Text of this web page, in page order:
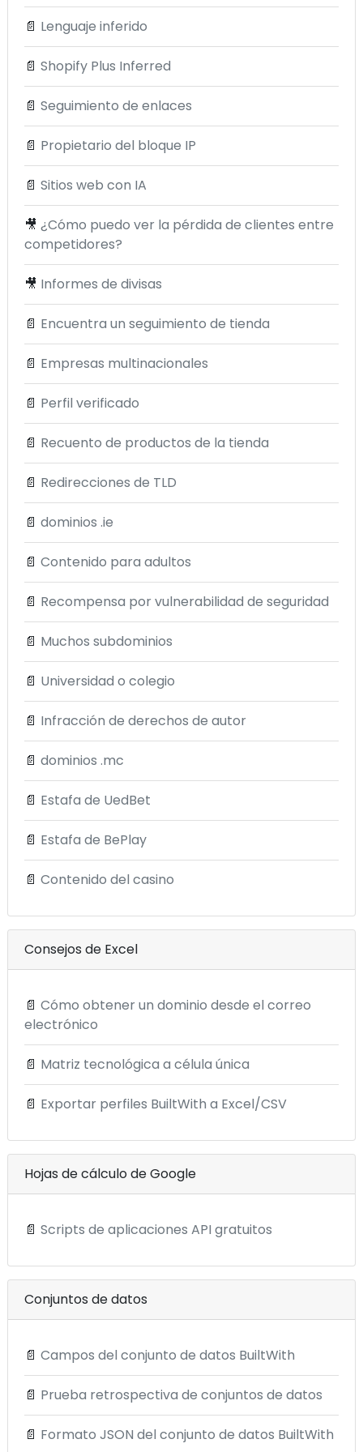
📄 Lenguaje inferido
📄 Shopify Plus Inferred
📄 Seguimiento de enlaces
📄 Propietario del bloque IP
📄 Sitios web con IA
🎥 ¿Cómo puedo ver la pérdida de clientes entre
competidores?
🎥 Informes de divisas
📄 Encuentra un seguimiento de tienda
📄 Empresas multinacionales
📄 Perfil verificado
📄 Recuento de productos de la tienda
📄 Redirecciones de TLD
📄 dominios .ie
📄 Contenido para adultos
📄 Recompensa por vulnerabilidad de seguridad
📄 Muchos subdominios
📄 Universidad o colegio
📄 Infracción de derechos de autor
📄 dominios .mc
📄 Estafa de UedBet
📄 Estafa de BePlay
📄 Contenido del casino
Consejos de Excel
📄 Cómo obtener un dominio desde el correo
electrónico
📄 Matriz tecnológica a célula única
📄 Exportar perfiles BuiltWith a Excel/CSV
Hojas de cálculo de Google
📄 Scripts de aplicaciones API gratuitos
Conjuntos de datos
📄 Campos del conjunto de datos BuiltWith
📄 Prueba retrospectiva de conjuntos de datos
📄 Formato JSON del conjunto de datos BuiltWith